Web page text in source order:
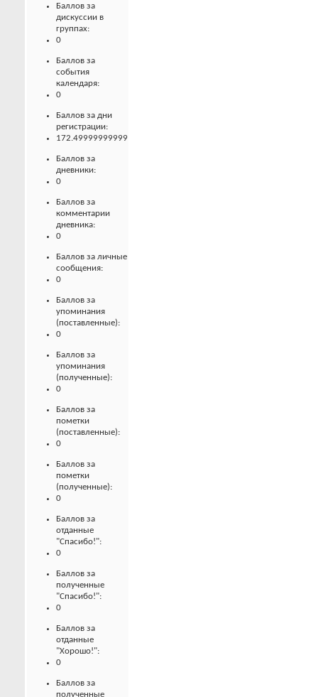
Баллов за
дискуссии в
группах:
0
Баллов за
события
календаря:
0
Баллов за дни
регистрации:
172.49999999999
Баллов за
дневники:
0
Баллов за
комментарии
дневника:
0
Баллов за личные
сообщения:
0
Баллов за
упоминания
(поставленные):
0
Баллов за
упоминания
(полученные):
0
Баллов за
пометки
(поставленные):
0
Баллов за
пометки
(полученные):
0
Баллов за
отданные
"Спасибо!":
0
Баллов за
полученные
"Спасибо!":
0
Баллов за
отданные
"Хорошо!":
0
Баллов за
полученные